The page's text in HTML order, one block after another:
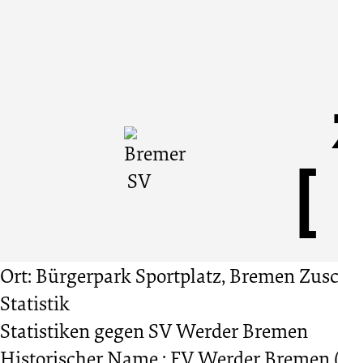
Bremen
Ort: Bürgerpark Sportplatz, Bremen
Statistik
Statistiken gegenSV Werder Bremen